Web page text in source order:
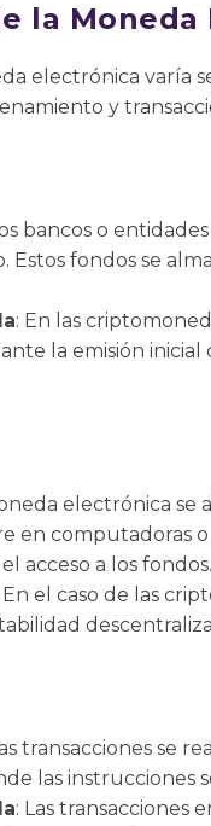
la Moneda
electrónica varía
y
bancos o
Estos fondos se
: En las
la emisión
electrónica se
en computadoras
acceso a los fondos.
En el caso de las
transacciones se
las instrucciones
: Las transacciones